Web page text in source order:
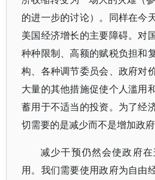
的进一步的讨论）。同样在今
美国经济增长的主要障碍。对
种种限制、高额的赋税负担和
构、各种调节委员会、政府对
大量的其他措施促使个人滥用
蓄用于不适当的投资。为了经
切需要的是减少而不是增加政府
减少干预仍然会使政府
用。我们需要使用政府为自由